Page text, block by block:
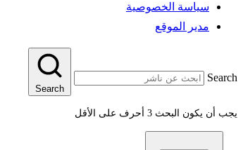
سياسة الخصوصية
مدير الموقع
Search
Search
يجب أن يكون البحث 3 أحرف على الأقل